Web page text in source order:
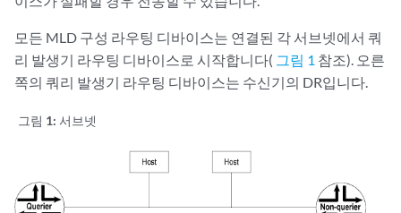
모든 MLD 구성 라우팅 디바이스는 연결된 각 서브넷에서 쿼
리 발생기 라우팅 디바이스로 시작합니다( 그림 1 참조). 오른
쪽의 쿼리 발생기 라우팅 디바이스는 수신기의 DR입니다.
그림 1: 서브넷